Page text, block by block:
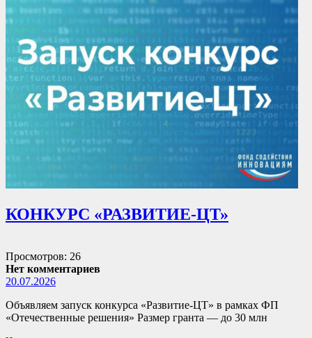
КОНКУРС «РАЗВИТИЕ-ЦТ»
Просмотров: 26
Нет комментариев
20.07.2026
Объявляем запуск конкурса «Развитие-ЦТ» в рамках ФП
«Отечественные решения» Размер гранта — до 30 млн